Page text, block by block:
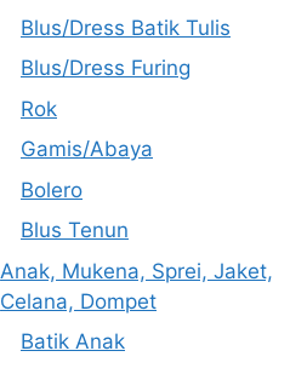
Blus/Dress Batik Tulis
Blus/Dress Furing
Rok
Gamis/Abaya
Bolero
Blus Tenun
Anak, Mukena, Sprei, Jaket,
Celana, Dompet
Batik Anak